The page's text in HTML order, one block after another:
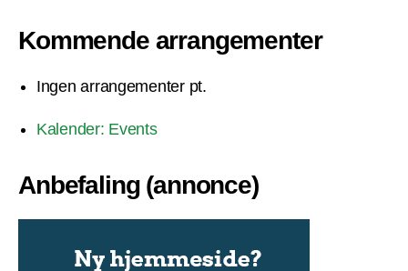
Kommende arrangementer
Ingen arrangementer pt.
Kalender: Events
Anbefaling (annonce)